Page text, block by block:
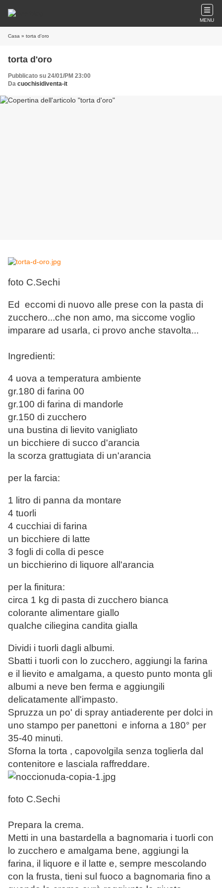
MENU
Casa » torta d'oro
torta d'oro
Pubblicato su 24/01/PM 23:00
Da cuochisidiventa-it
foto C.Sechi
Ed eccomi di nuovo alle prese con la pasta di
zucchero...che non amo, ma siccome voglio
imparare ad usarla, ci provo anche stavolta...
Ingredienti:
4 uova a temperatura ambiente
gr.180 di farina 00
gr.100 di farina di mandorle
gr.150 di zucchero
una bustina di lievito vanigliato
un bicchiere di succo d'arancia
la scorza grattugiata di un'arancia
per la farcia:
1 litro di panna da montare
4 tuorli
4 cucchiai di farina
un bicchiere di latte
3 fogli di colla di pesce
un bicchierino di liquore all'arancia
per la finitura:
circa 1 kg di pasta di zucchero bianca
colorante alimentare giallo
qualche ciliegina candita gialla
Dividi i tuorli dagli albumi.
Sbatti i tuorli con lo zucchero, aggiungi la farina
e il lievito e amalgama, a questo punto monta gli
albumi a neve ben ferma e aggiungili
delicatamente all'impasto.
Spruzza un po' di spray antiaderente per dolci in
uno stampo per panettoni e inforna a 180° per
35-40 minuti.
Sforna la torta , capovolgila senza toglierla dal
contenitore e lasciala raffreddare.
foto C.Sechi
Prepara la crema.
Metti in una bastardella a bagnomaria i tuorli con
lo zucchero e amalgama bene, aggiungi la
farina, il liquore e il latte e, sempre mescolando
con la frusta, tieni sul fuoco a bagnomaria fino a